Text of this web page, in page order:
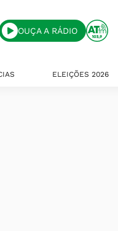
OUÇA A RÁDIO
ELEIÇÕES 2026